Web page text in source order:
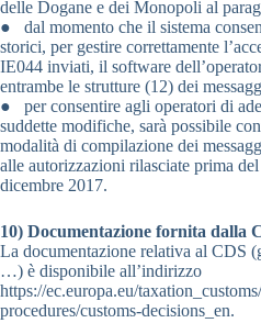
delle Dogane e dei Monopoli al
● dal momento che il sistema
storici, per gestire correttamente
IE044 inviati, il software
entrambe le strutture (12) dei
● per consentire agli operatori di
suddette modifiche, sarà possibile
modalità di compilazione dei
alle autorizzazioni rilasciate prima
dicembre 2017.
10) Documentazione fornita dalla
La documentazione relativa al CDS
…) è disponibile all’indirizzo
https://ec.europa.eu/
procedures/customs-decisions_en.